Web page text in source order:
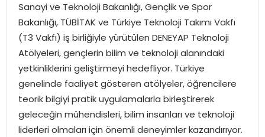
SPOR
GÜNDEM
MAGAZIN
Sanayi ve Teknoloji Bakanlığı, Gençlik ve Spor
Bakanlığı, TÜBİTAK ve Türkiye Teknoloji Takımı Vakfı
(T3 Vakfı) iş birliğiyle yürütülen DENEYAP Teknoloji
Atölyeleri, gençlerin bilim ve teknoloji alanındaki
yetkinliklerini geliştirmeyi hedefliyor. Türkiye
genelinde faaliyet gösteren atölyeler, öğrencilere
teorik bilgiyi pratik uygulamalarla birleştirerek
geleceğin mühendisleri, bilim insanları ve teknoloji
liderleri olmaları için önemli deneyimler kazandırıyor.